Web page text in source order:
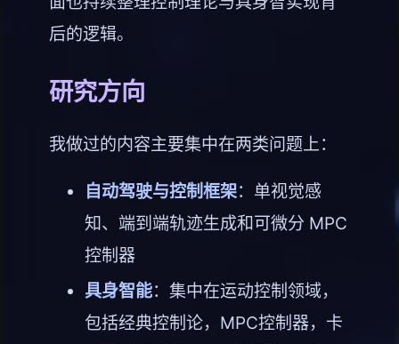
后的逻辑。
研究方向
我做过的内容主要集中在两类问题上：
自动驾驶与控制框架：单视觉感
知、端到端轨迹生成和可微分 MPC
控制器
具身智能：集中在运动控制领域，
包括经典控制论，MPC控制器，卡